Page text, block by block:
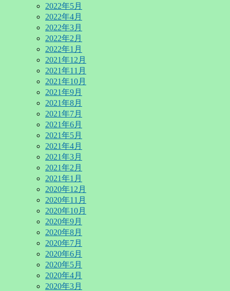
2022年5月
2022年4月
2022年3月
2022年2月
2022年1月
2021年12月
2021年11月
2021年10月
2021年9月
2021年8月
2021年7月
2021年6月
2021年5月
2021年4月
2021年3月
2021年2月
2021年1月
2020年12月
2020年11月
2020年10月
2020年9月
2020年8月
2020年7月
2020年6月
2020年5月
2020年4月
2020年3月